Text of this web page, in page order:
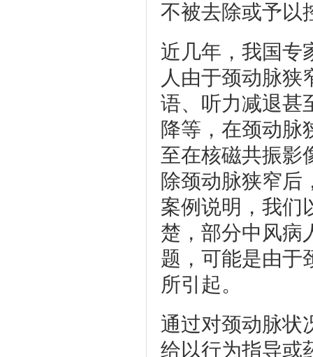
不被去除或予以
近几年，我国专
人由于颈动脉狭
语、听力减退甚
降等，在颈动脉
至在核磁共振影
除颈动脉狭窄后
案例说明，我们
楚，部分中风病
题，可能是由于
所引起。
通过对颈动脉状
给以行为指导或